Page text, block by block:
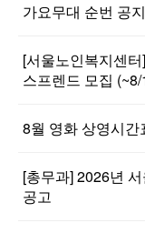
가요무대 순번 공
[서울노인복지센
스프렌드 모집 (~8/
8월 영화 상영시간
[총무과] 2026년
공고